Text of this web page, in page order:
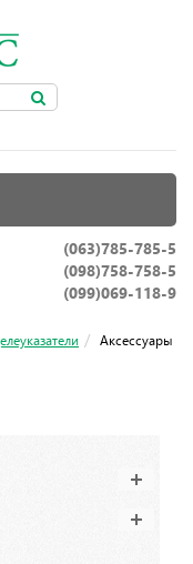
(063)785-785-5
(098)758-758-5
(099)069-118-9
Аксессуары